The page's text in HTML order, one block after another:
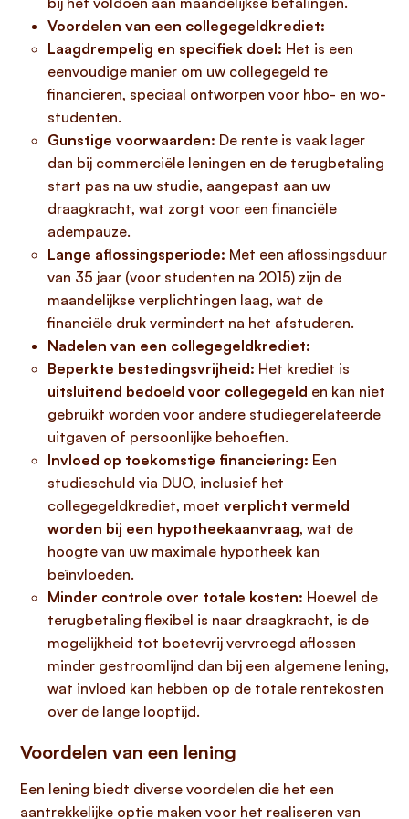
Voordelen van een collegegeldkrediet:
Laagdrempelig en specifiek doel: Het is een
eenvoudige manier om uw collegegeld te
financieren, speciaal ontworpen voor hbo- en wo-
studenten.
Gunstige voorwaarden: De rente is vaak lager
dan bij commerciële leningen en de terugbetaling
start pas na uw studie, aangepast aan uw
draagkracht, wat zorgt voor een financiële
adempauze.
Lange aflossingsperiode: Met een aflossingsduur
van 35 jaar (voor studenten na 2015) zijn de
maandelijkse verplichtingen laag, wat de
financiële druk vermindert na het afstuderen.
Nadelen van een collegegeldkrediet:
Beperkte bestedingsvrijheid: Het krediet is
uitsluitend bedoeld voor collegegeld en kan niet
gebruikt worden voor andere studiegerelateerde
uitgaven of persoonlijke behoeften.
Invloed op toekomstige financiering: Een
studieschuld via DUO, inclusief het
collegegeldkrediet, moet verplicht vermeld
worden bij een hypotheekaanvraag, wat de
hoogte van uw maximale hypotheek kan
beïnvloeden.
Minder controle over totale kosten: Hoewel de
terugbetaling flexibel is naar draagkracht, is de
mogelijkheid tot boetevrij vervroegd aflossen
minder gestroomlijnd dan bij een algemene lening,
wat invloed kan hebben op de totale rentekosten
over de lange looptijd.
Voordelen van een lening
Een lening biedt diverse voordelen die het een
aantrekkelijke optie maken voor het realiseren van